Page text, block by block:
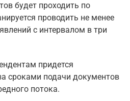
будет проходить по
проводить не менее
с интервалом в три
придется
сроками подачи документов
потока.